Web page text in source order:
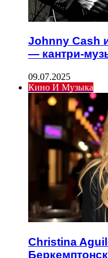
Johnny Cash
— кантри-
09.07.2025
Кино И Музыка
Christina